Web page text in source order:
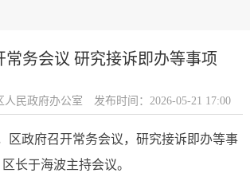
常务会议 研究接诉即办等事项
人民政府办公室 发布时间：2026-05-21 17:00
区政府召开常务会议，研究接诉即办等事
长于海波主持会议。